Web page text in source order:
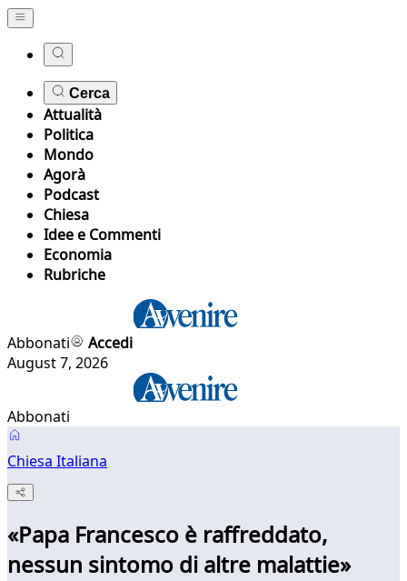
Cerca
Attualità
Politica
Mondo
Agorà
Podcast
Chiesa
Idee e Commenti
Economia
Rubriche
Abbonati
Accedi
August 7, 2026
Abbonati
Chiesa Italiana
«Papa Francesco è raffreddato,
nessun sintomo di altre malattie»